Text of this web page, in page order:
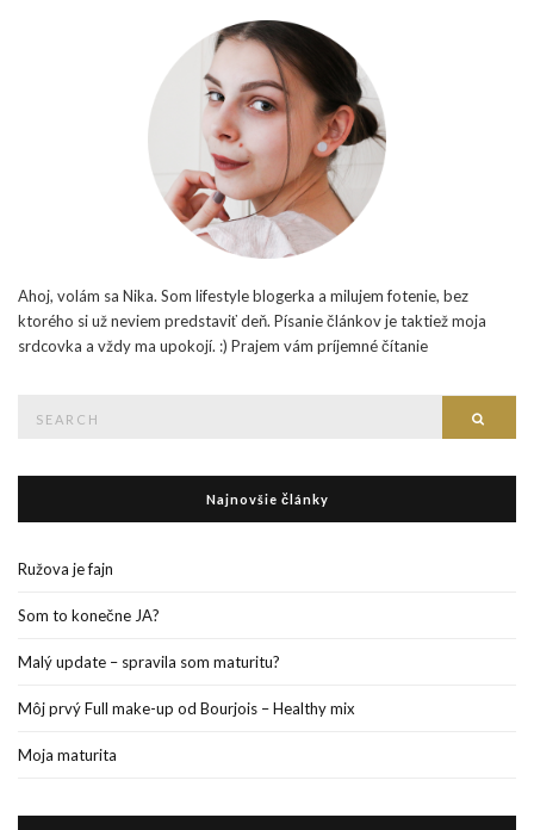
Ahoj, volám sa Nika. Som lifestyle blogerka a milujem fotenie, bez
ktorého si už neviem predstaviť deň. Písanie článkov je taktiež moja
srdcovka a vždy ma upokojí. :) Prajem vám príjemné čítanie
Najnovšie články
Ružova je fajn
Som to konečne JA?
Malý update – spravila som maturitu?
Môj prvý Full make-up od Bourjois – Healthy mix
Moja maturita